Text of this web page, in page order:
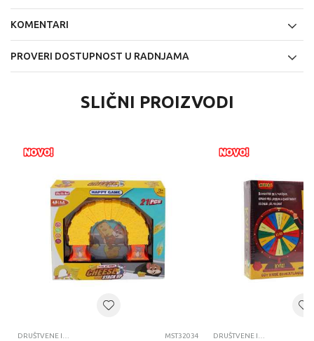
KOMENTARI
PROVERI DOSTUPNOST U RADNJAMA
SLIČNI PROIZVODI
DRUŠTVENE IGRE MST32034 DRUŠTVENE IGRE